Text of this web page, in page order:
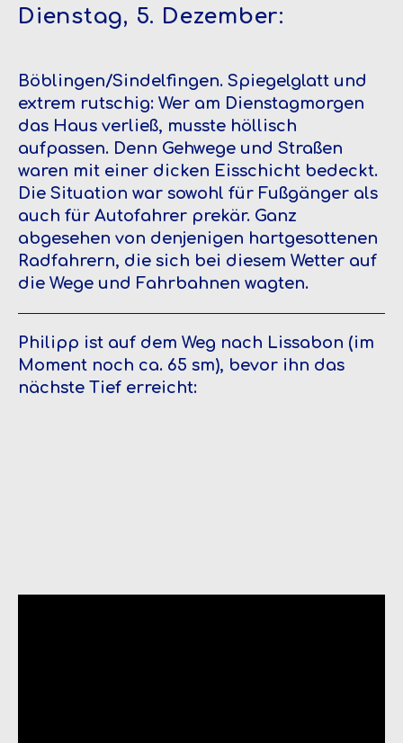
Dienstag, 5. Dezember:
Böblingen/Sindelfingen. Spiegelglatt und
extrem rutschig: Wer am Dienstagmorgen
das Haus verließ, musste höllisch
aufpassen. Denn Gehwege und Straßen
waren mit einer dicken Eisschicht bedeckt.
Die Situation war sowohl für Fußgänger als
auch für Autofahrer prekär. Ganz
abgesehen von denjenigen hartgesottenen
Radfahrern, die sich bei diesem Wetter auf
die Wege und Fahrbahnen wagten.
Philipp ist auf dem Weg nach Lissabon (im
Moment noch ca. 65 sm), bevor ihn das
nächste Tief erreicht: